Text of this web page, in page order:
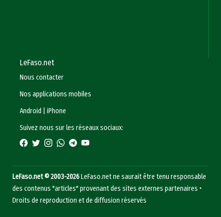
LeFaso.net
Nous contacter
Nos applications mobiles
Android
|iPhone
Suivez nous sur les réseaux sociaux:
LeFaso.net © 2003-2026LeFaso.net ne saurait être tenu responsable
des contenus "articles" provenant des sites externes partenaires •
Droits de reproduction et de diffusion réservés